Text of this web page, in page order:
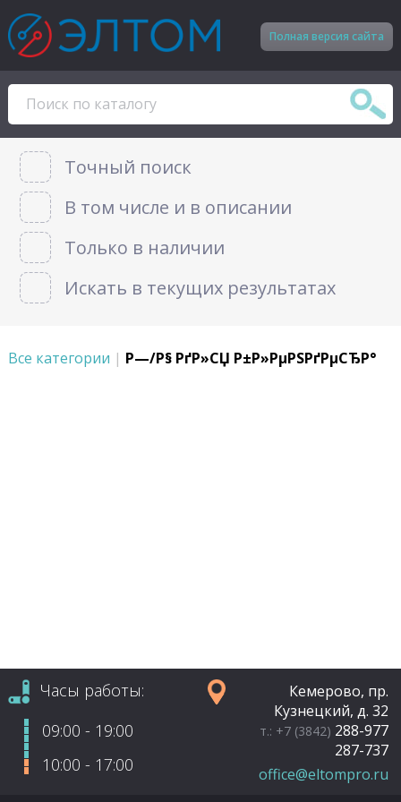
Полная версия сайта
Точный поиск
В том числе и в описании
Только в наличии
Искать в текущих результатах
Все категории | Р—/Р§ РґР»СЏ Р±Р»РµРЅРґРµСЂР°
Часы работы:
09:00 - 19:00
10:00 - 17:00
Кемерово, пр.
Кузнецкий, д. 32
т.: +7 (3842) 288-977
287-737
office@eltompro.ru